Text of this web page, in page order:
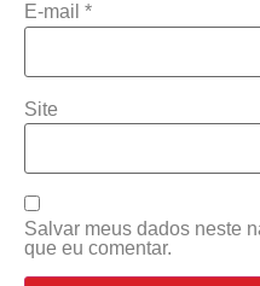
E-mail *
Site
Salvar meus dados neste
que eu comentar.